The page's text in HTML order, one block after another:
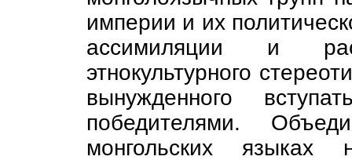
империи и их
ассимиляции и
этнокультурного
вынужденного
победителями.
монгольских